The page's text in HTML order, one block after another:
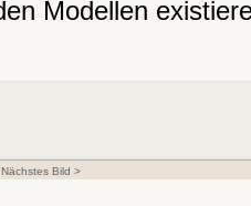
Modellen
Nächstes Bild >